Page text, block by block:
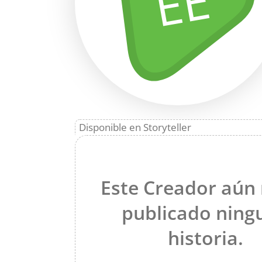
Disponible en Storyteller
Este Creador aún
publicado
historia.